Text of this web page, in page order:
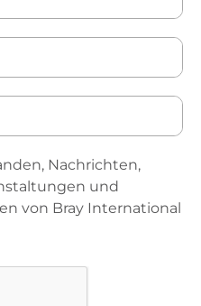
Nachrichten,
und
von Bray International